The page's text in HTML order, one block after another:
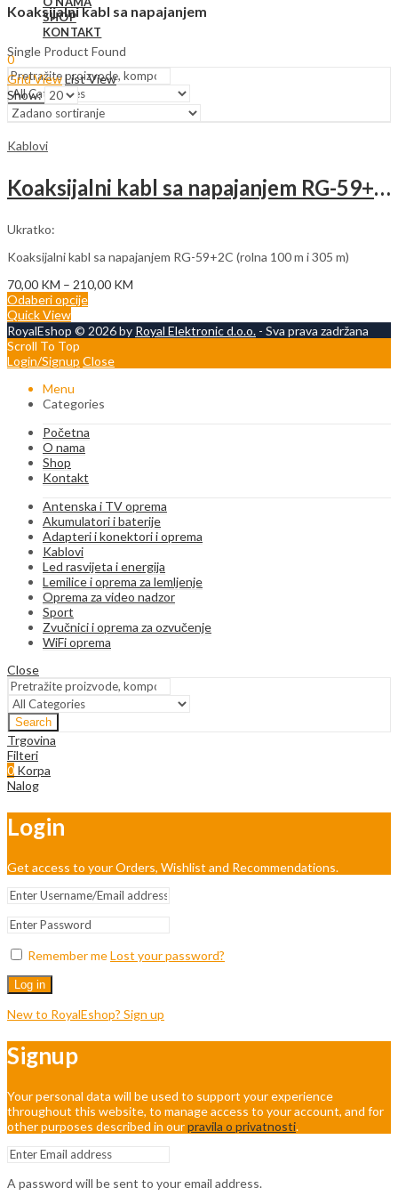
SHOP
KONTAKT
0
Search
Koaksijalni kabl sa napajanjem
Single Product Found
Grid ViewList View
Show:
Kablovi
Koaksijalni kabl sa napajanjem RG-59+2C (100m i 305m)
Ukratko:
Koaksijalni kabl sa napajanjem RG-59+2C (rolna 100 m i 305 m)
70,00 KM – 210,00 KM
through
Odaberi opcije
Quick View
RoyalEshop © 2026 by Royal Elektronic d.o.o. - Sva prava zadržana
Scroll To Top
Login/Signup Close
Menu
Categories
Početna
O nama
Shop
Kontakt
Antenska i TV oprema
Akumulatori i baterije
Adapteri i konektori i oprema
Kablovi
Led rasvijeta i energija
Lemilice i oprema za lemljenje
Oprema za video nadzor
Sport
Zvučnici i oprema za ozvučenje
WiFi oprema
Close
Search
Trgovina
Filteri
0 Korpa
Nalog
Login
Get access to your Orders, Wishlist and Recommendations.
Remember meLost your password?
Log in
New to RoyalEshop? Sign up
Signup
Your personal data will be used to support your experience
throughout this website, to manage access to your account, and for
other purposes described in ourpravila o privatnosti.
A password will be sent to your email address.